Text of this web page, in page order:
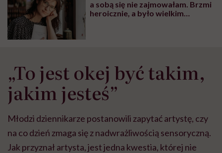
a sobą się nie zajmowałam. Brzmi
heroicznie, a było wielkim
„To jest okej być takim,
jakim jesteś”
Młodzi dziennikarze postanowili zapytać artystę, czy
na co dzień zmaga się z nadwrażliwością sensoryczną.
Jak przyznał artysta, jest jedna kwestia, której nie